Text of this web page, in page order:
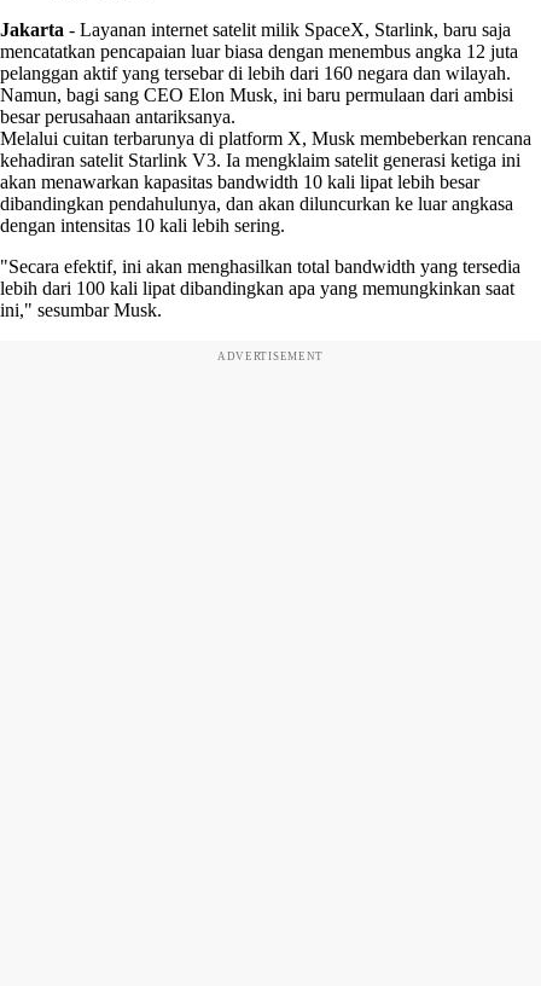
Jakarta - Layanan internet satelit milik SpaceX, Starlink, baru saja
mencatatkan pencapaian luar biasa dengan menembus angka 12 juta
pelanggan aktif yang tersebar di lebih dari 160 negara dan wilayah.
Namun, bagi sang CEO Elon Musk, ini baru permulaan dari ambisi
besar perusahaan antariksanya.
Melalui cuitan terbarunya di platform X, Musk membeberkan rencana
kehadiran satelit Starlink V3. Ia mengklaim satelit generasi ketiga ini
akan menawarkan kapasitas bandwidth 10 kali lipat lebih besar
dibandingkan pendahulunya, dan akan diluncurkan ke luar angkasa
dengan intensitas 10 kali lebih sering.
"Secara efektif, ini akan menghasilkan total bandwidth yang tersedia
lebih dari 100 kali lipat dibandingkan apa yang memungkinkan saat
ini," sesumbar Musk.
ADVERTISEMENT